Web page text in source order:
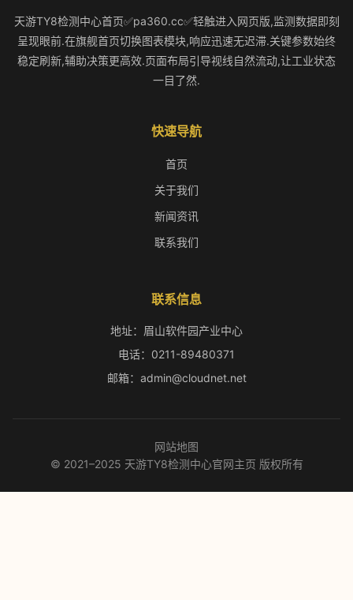
天游TY8检测中心首页✅pa360.cc✅轻触进入网页版,监测数据即刻
呈现眼前.在旗舰首页切换图表模块,响应迅速无迟滞.关键参数始终
稳定刷新,辅助决策更高效.页面布局引导视线自然流动,让工业状态
一目了然.
快速导航
首页
关于我们
新闻资讯
联系我们
联系信息
地址：眉山软件园产业中心
电话：0211-89480371
邮箱：admin@cloudnet.net
网站地图
© 2021–2025 天游TY8检测中心官网主页 版权所有